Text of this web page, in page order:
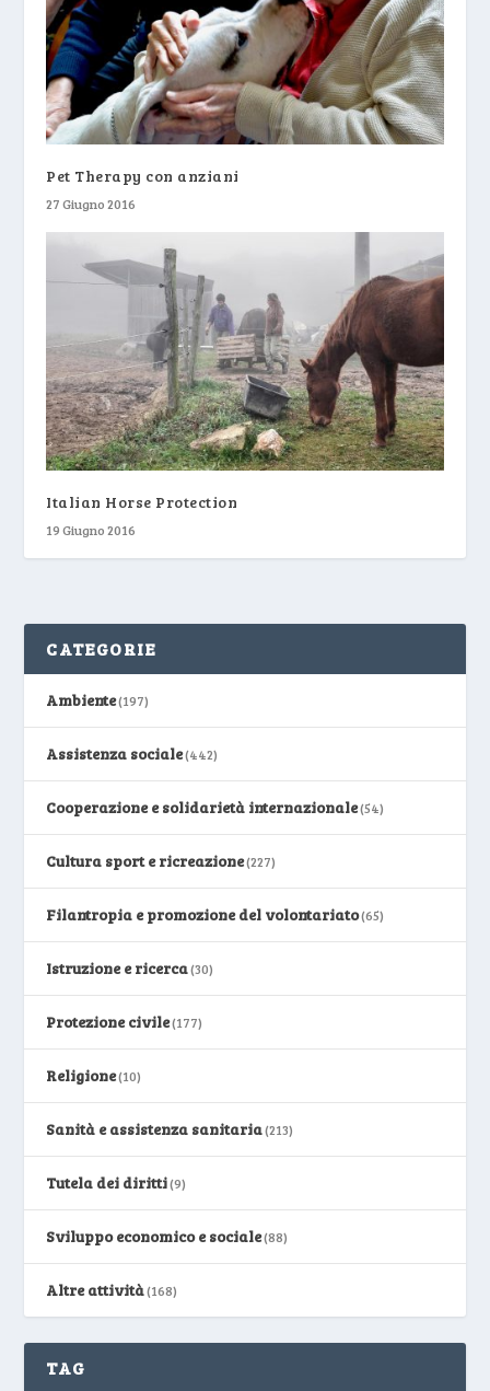
Pet Therapy con anziani
27 Giugno 2016
Italian Horse Protection
19 Giugno 2016
CATEGORIE
Ambiente(197)
Assistenza sociale(442)
Cooperazione e solidarietà internazionale(54)
Cultura sport e ricreazione(227)
Filantropia e promozione del volontariato(65)
Istruzione e ricerca(30)
Protezione civile(177)
Religione(10)
Sanità e assistenza sanitaria(213)
Tutela dei diritti(9)
Sviluppo economico e sociale(88)
Altre attività(168)
TAG